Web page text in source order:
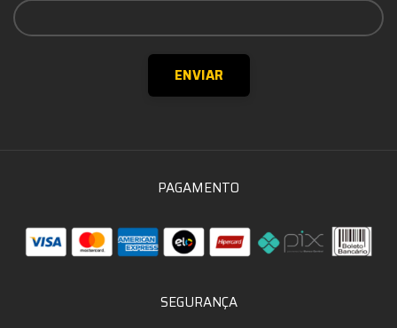
PAGAMENTO
SEGURANÇA